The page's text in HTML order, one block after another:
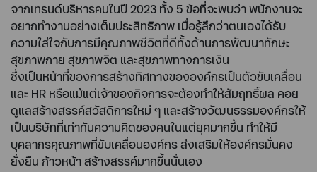
จากเทรนด์บริหารคนในปี 2023 ทั้ง 5 ข้อที่จะพบว่า พนักงานจะ
อยากทำงานอย่างเต็มประสิทธิภาพ เมื่อรู้สึกว่าตนเองได้รับ
ความใส่ใจกับการมีคุณภาพชีวิตที่ดีทั้งด้านการพัฒนาทักษะ
สุขภาพกาย สุขภาพจิต และสุขภาพทางการเงิน
ซึ่งเป็นหน้าที่ของการสร้างทิศทางขององค์กรเป็นตัวขับเคลื่อน
และ HR หรือแม้แต่เจ้าของกิจการจะต้องทำให้สัมฤทธิ์ผล คอย
ดูแลสร้างสรรค์สวัสดิการใหม่ ๆ และสร้างวัฒนธรรมองค์กรให้
เป็นบริษัทที่เท่าทันความคิดของคนในแต่ยุคมากขึ้น ทำให้มี
บุคลากรคุณภาพที่ขับเคลื่อนองค์กร ส่งเสริมให้องค์กรมั่นคง
ยั่งยืน ก้าวหน้า สร้างสรรค์มากขึ้นนั่นเอง